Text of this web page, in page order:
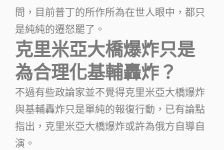
問，目前普丁的所作所為在世人眼中，都只
是純純的遷怒罷了。
克里米亞大橋爆炸只是
為合理化基輔轟炸？
不過有些政論家並不覺得克里米亞大橋爆炸
與基輔轟炸只是單純的報復行動，已有論點
指出，克里米亞大橋爆炸或許為俄方自導自
演。